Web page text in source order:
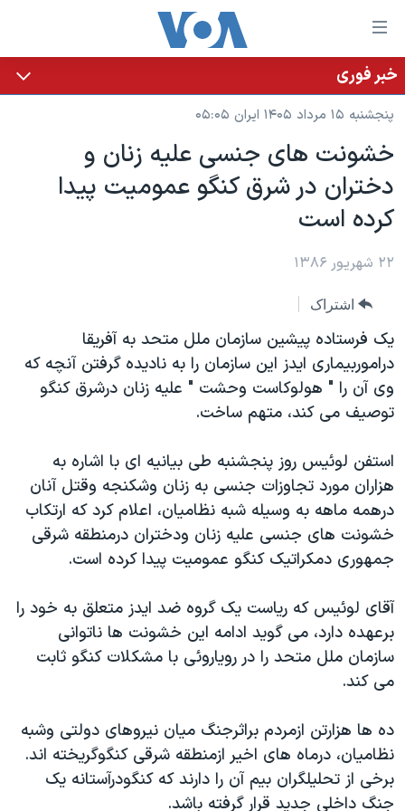
لینکهای
قابل
دسترسی
جهش
محتوای
اصلی
جهش
صفحه
جهش
جستجو
خانه
نسخه سبک وب‌سایت
موضوع ها
ایران
آمریکا
جهان
ویژه برنامه‌ها
ویدیوها
فرهنگ و زندگی
حقوق شهروندی
اقتصادی
علم و فناوری
اسرائیل در جنگ
آرشیو پخش زنده
برنامه های تلویزیونی
جدول برنامه ها
صفحه‌های ویژه
بایگانی برنامه‌های تلویزیونی
مستندها
انتخابات ریاست جمهوری آمریکا ۲۰۲۴
حمله جمهوری اسلامی به اسرائیل
ورزش زنان در ایران
مجموعه مستندهای دادخواهی
تریبونال مردمی آبان ۹۸
دادگاه حمید نوری
قانون شفافیت دارائی کادر رهبری ایران
اعتراضات مردمی آبان ۹۸
فرکانس‌های صدای آمریکا
یادگیری زبان انگلیسی
دنبال کنید
زبانهای مختلف
خبر فوری
پنجشنبه ۱۵ مرداد ۱۴۰۵ ایران ۰۵:۰۵
خشونت های جنسی علیه زنان و
دختران در شرق کنگو عمومیت پیدا
کرده است
۲۲ شهریور ۱۳۸۶
اشتراک
یک فرستاده پیشین سازمان ملل متحد به آفریقا
دراموربیماری ایدز این سازمان را به نادیده گرفتن آنچه که
وی آن را " هولوکاست وحشت " علیه زنان درشرق کنگو
توصیف می کند، متهم ساخت.
استفن لوئیس روز پنجشنبه طی بیانیه ای با اشاره به
هزاران مورد تجاوزات جنسی به زنان وشکنجه وقتل آنان
درهمه ماهه به وسیله شبه نظامیان، اعلام کرد که ارتکاب
خشونت های جنسی علیه زنان ودختران درمنطقه شرقی
جمهوری دمکراتیک کنگو عمومیت پیدا کرده است.
آقای لوئیس که ریاست یک گروه ضد ایدز متعلق به خود را
برعهده دارد، می گوید ادامه این خشونت ها ناتوانی
سازمان ملل متحد را در رویاروئی با مشکلات کنگو ثابت
می کند.
ده ها هزارتن ازمردم براثرجنگ میان نیروهای دولتی وشبه
نظامیان، درماه های اخیر ازمنطقه شرقی کنگوگریخته اند.
برخی از تحلیلگران بیم آن را دارند که کنگودرآستانه یک
جنگ داخلی جدید قرار گرفته باشد.